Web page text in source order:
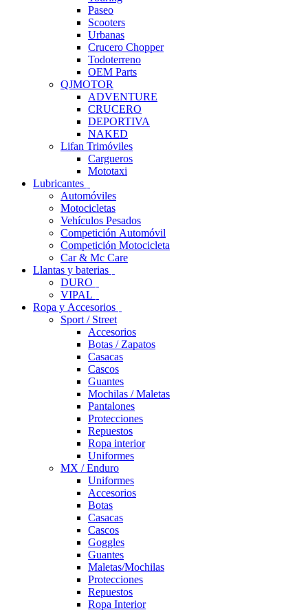
Paseo
Scooters
Urbanas
Crucero Chopper
Todoterreno
OEM Parts
QJMOTOR
ADVENTURE
CRUCERO
DEPORTIVA
NAKED
Lifan Trimóviles
Cargueros
Mototaxi
Lubricantes
Automóviles
Motocicletas
Vehículos Pesados
Competición Automóvil
Competición Motocicleta
Car & Mc Care
Llantas y baterias
DURO
VIPAL
Ropa y Accesorios
Sport / Street
Accesorios
Botas / Zapatos
Casacas
Cascos
Guantes
Mochilas / Maletas
Pantalones
Protecciones
Repuestos
Ropa interior
Uniformes
MX / Enduro
Uniformes
Accesorios
Botas
Casacas
Cascos
Goggles
Guantes
Maletas/Mochilas
Protecciones
Repuestos
Ropa Interior